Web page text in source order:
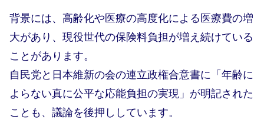
背景には、高齢化や医療の高度化による医療費の増
大があり、現役世代の保険料負担が増え続けている
ことがあります。
自民党と日本維新の会の連立政権合意書に「年齢に
よらない真に公平な応能負担の実現」が明記された
ことも、議論を後押ししています。